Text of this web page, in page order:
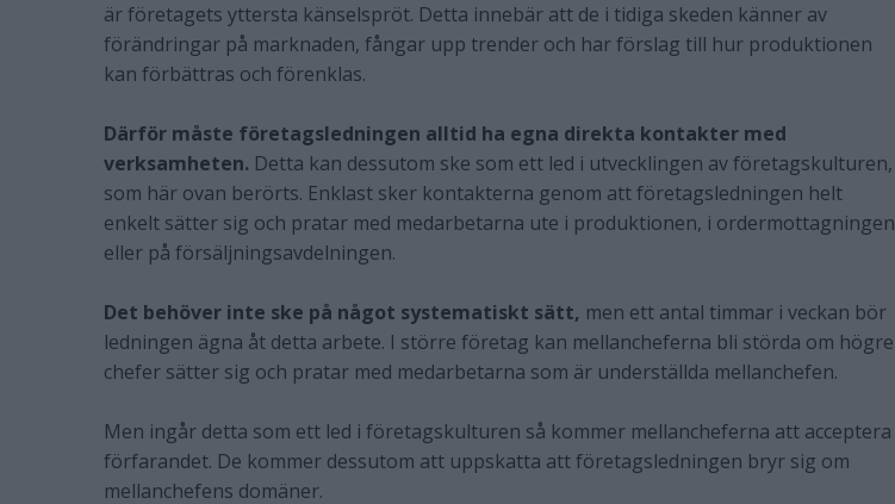
är företagets yttersta känselspröt. Detta innebär att de i tidiga skeden känner av
förändringar på marknaden, fångar upp trender och har förslag till hur produktionen
kan förbättras och förenklas.
Därför måste företagsledningen alltid ha egna direkta kontakter med
verksamheten. Detta kan dessutom ske som ett led i utvecklingen av företagskulturen,
som här ovan berörts. Enklast sker kontakterna genom att företagsledningen helt
enkelt sätter sig och pratar med medarbetarna ute i produktionen, i ordermottagningen
eller på försäljningsavdelningen.
Det behöver inte ske på något systematiskt sätt, men ett antal timmar i veckan bör
ledningen ägna åt detta arbete. I större företag kan mellancheferna bli störda om högre
chefer sätter sig och pratar med medarbetarna som är underställda mellanchefen.
Men ingår detta som ett led i företagskulturen så kommer mellancheferna att acceptera
förfarandet. De kommer dessutom att uppskatta att företagsledningen bryr sig om
mellanchefens domäner.